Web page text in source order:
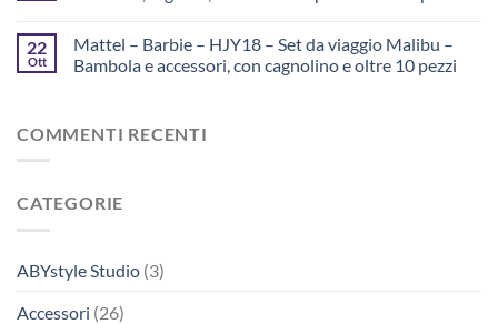
22
Ott
Mattel – Barbie – HJY18 – Set da viaggio Malibu –
Bambola e accessori, con cagnolino e oltre 10 pezzi
COMMENTI RECENTI
CATEGORIE
ABYstyle Studio (3)
Accessori (26)